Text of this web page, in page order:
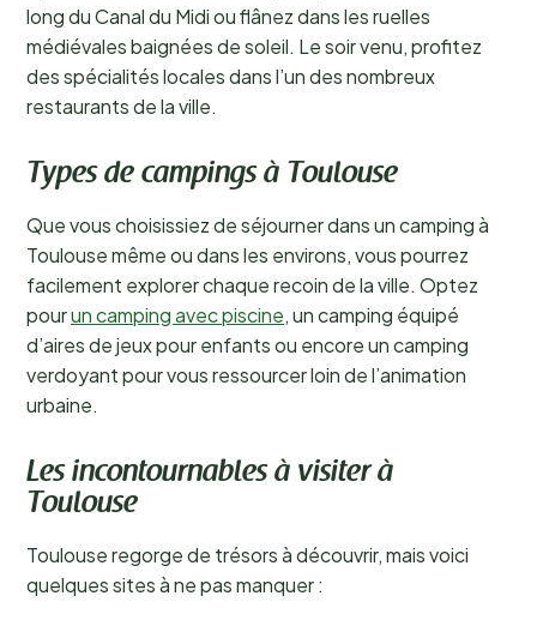
long du Canal du Midi ou flânez dans les ruelles
médiévales baignées de soleil. Le soir venu, profitez
des spécialités locales dans l’un des nombreux
restaurants de la ville.
Types de campings à Toulouse
Que vous choisissiez de séjourner dans un camping à
Toulouse même ou dans les environs, vous pourrez
facilement explorer chaque recoin de la ville. Optez
pourun camping avec piscine, un camping équipé
d’aires de jeux pour enfants ou encore un camping
verdoyant pour vous ressourcer loin de l’animation
urbaine.
Les incontournables à visiter à
Toulouse
Toulouse regorge de trésors à découvrir, mais voici
quelques sites à ne pas manquer :